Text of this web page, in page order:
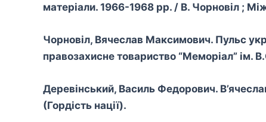
матеріали. 1966-1968 рр. / В. Чорновіл ;
Чорновіл, Вячеслав Максимович. Пульс
правозахисне товариство “Меморіал” ім.
Деревінський, Василь Федорович.
(Гордість нації).